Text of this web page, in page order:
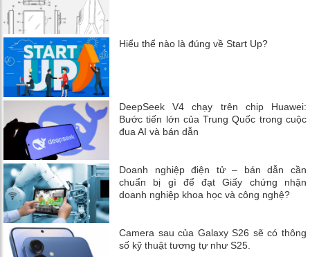
Hiểu thể nào là đúng về Start Up?
DeepSeek V4 chạy trên chip Huawei:
Bước tiến lớn của Trung Quốc trong cuộc
đua AI và bán dẫn
Doanh nghiệp điện tử – bán dẫn cần
chuẩn bị gì để đạt Giấy chứng nhận
doanh nghiệp khoa học và công nghệ?
Camera sau của Galaxy S26 sẽ có thông
số kỹ thuật tương tự như S25.